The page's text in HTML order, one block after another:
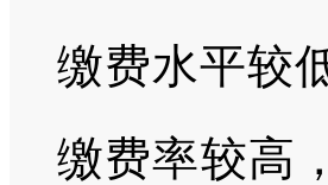
缴费水平较
缴费率较高